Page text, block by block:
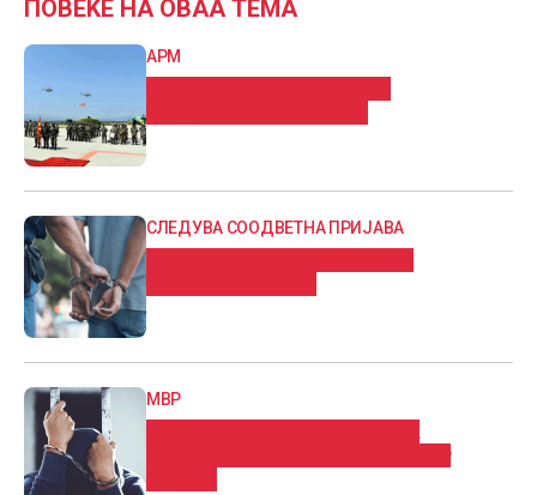
ПОВЕЌЕ НА ОВАА ТЕМА
АРМ
СЛЕДУВА СООДВЕТНА ПРИЈАВА
Уапсени три лица во Битола,
МВР
Приведено лице од Битола за
издржување казна затвор од пет